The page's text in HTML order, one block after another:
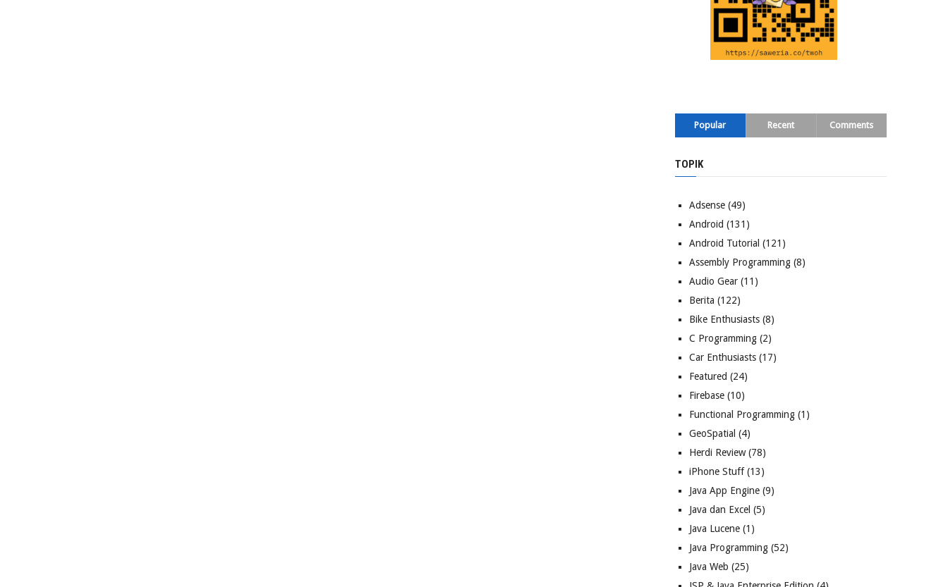
Popular Recent Comments
TOPIK
Adsense (49)
Android (131)
Android Tutorial (121)
Assembly Programming (8)
Audio Gear (11)
Berita (122)
Bike Enthusiasts (8)
C Programming (2)
Car Enthusiasts (17)
Featured (24)
Firebase (10)
Functional Programming (1)
GeoSpatial (4)
Herdi Review(78)
iPhone Stuff(13)
Java App Engine (9)
Java dan Excel (5)
Java Lucene (1)
Java Programming (52)
Java Web (25)